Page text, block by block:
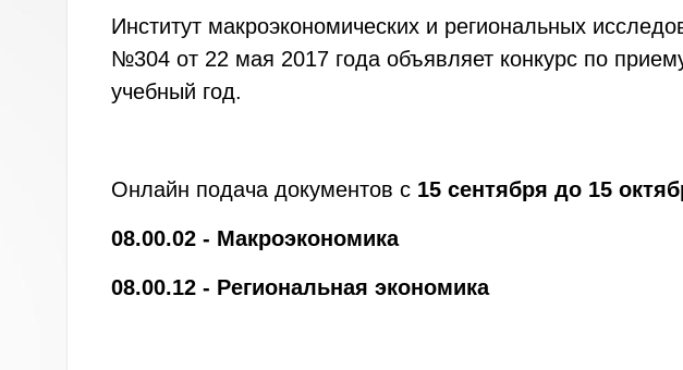
Институт макроэкономических и региональных
№304 от 22 мая 2017 года объявляет конкурс по
учебный год.
Онлайн подача документов с 15 сентября до 15
08.00.02 - Макроэкономика
08.00.12 - Региональная экономика